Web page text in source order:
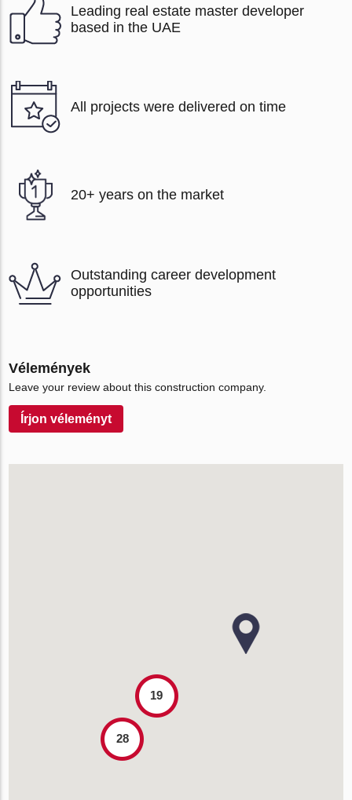
Leading real estate master developer
based in the UAE
All projects were delivered on time
20+ years on the market
Outstanding career development
opportunities
Vélemények
Leave your review about this construction company.
Írjon véleményt
28
19